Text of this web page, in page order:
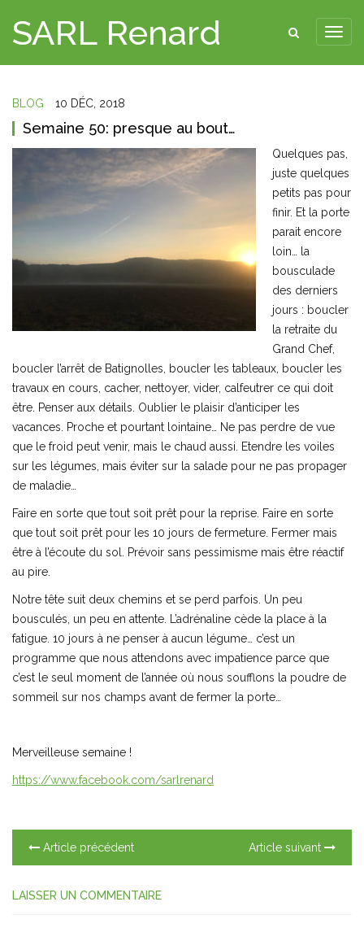
SARL Renard
BLOG 10 DÉC, 2018
Semaine 50: presque au bout…
Quelques pas,
juste quelques
petits pas pour
finir. Et la porte
parait encore
loin… la
bousculade
des derniers
jours : boucler
la retraite du
Grand Chef,
boucler l’arrêt de Batignolles, boucler les tableaux, boucler les
travaux en cours, cacher, nettoyer, vider, calfeutrer ce qui doit
être. Penser aux détails. Oublier le plaisir d’anticiper les
vacances. Proche et pourtant lointaine… Ne pas perdre de vue
que le froid peut venir, mais le chaud aussi. Etendre les voiles
sur les légumes, mais éviter sur la salade pour ne pas propager
de maladie…
Faire en sorte que tout soit prêt pour la reprise. Faire en sorte
que tout soit prêt pour les 10 jours de fermeture. Fermer mais
être à l’écoute du sol. Prévoir sans pessimisme mais être réactif
au pire.
Notre tête suit deux chemins et se perd parfois. Un peu
bousculés, un peu en attente. L’adrénaline cède la place à la
fatigue. 10 jours à ne penser à aucun légume… c’est un
programme que nous attendons avec impatience parce que
c’est le seul moment de l’année où nous soufflons la poudre de
sommeil sur nos champs avant de fermer la porte…
Merveilleuse semaine !
https://www.facebook.com/sarlrenard
Article précédent Article suivant
LAISSER UN COMMENTAIRE